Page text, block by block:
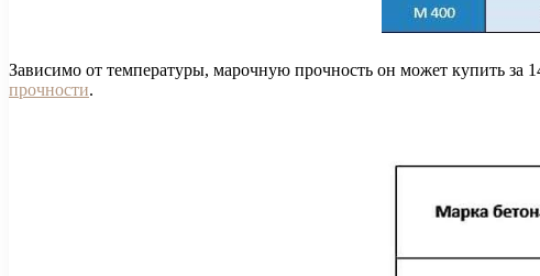
Зависимо от температуры, марочную прочность он может купить за
прочности.